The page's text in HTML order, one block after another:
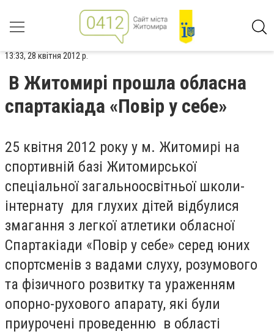
13:33, 28 квітня 2012 р.
В Житомирі прошла обласна
спартакіада «Повір у себе»
25 квітня 2012 року у м. Житомирі на
спортивній базі Житомирської
спеціальної загальноосвітньої школи-
інтернату для глухих дітей відбулися
змагання з легкої атлетики обласної
Спартакіади «Повір у себе» серед юних
спортсменів з вадами слуху, розумового
та фізичного розвитку та ураженням
опорно-рухового апарату, які були
приурочені проведенню в області